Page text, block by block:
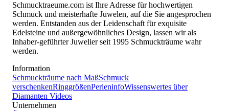
Schmucktraeume.com ist Ihre Adresse für hochwertigen
Schmuck und meisterhafte Juwelen, auf die Sie angesprochen
werden. Entstanden aus der Leidenschaft für exquisite
Edelsteine und außergewöhnliches Design, lassen wir als
Inhaber-geführter Juwelier seit 1995 Schmuckträume wahr
werden.
Information
Schmuckträume nach MaßSchmuck
verschenkenRinggrößenPerleninfoWissenswertes über
Diamanten Videos
Unternehmen